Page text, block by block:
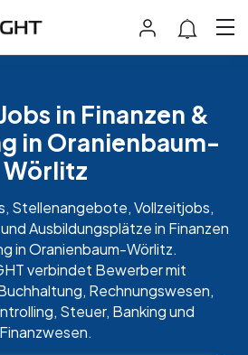
in Finanzen &
in Oranienbaum-
Wörlitz
Stellenangebote, Vollzeitjobs,
Ausbildungsplätze in Finanzen
in Oranienbaum-Wörlitz.
verbindet Bewerber mit
Rechnungswesen,
Steuer, Banking und
Finanzwesen.